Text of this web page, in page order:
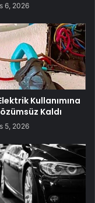
6, 2026
Kullanımına
Kaldı
5, 2026